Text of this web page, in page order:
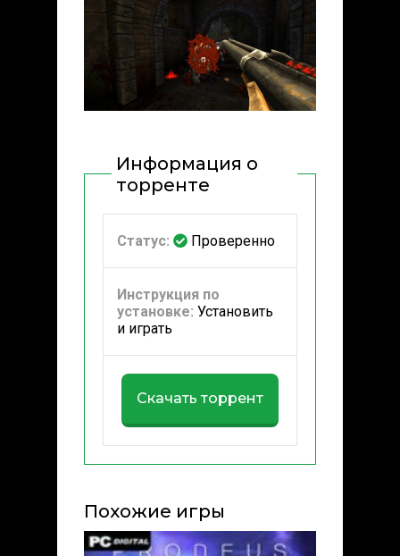
Информация о
торренте
Статус: Проверенно
Инструкция по
установке: Установить
и играть
Скачать торрент
Похожие игры